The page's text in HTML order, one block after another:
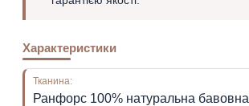
Характеристики
Тканина:
Ранфорс 100% натуральна бавовна